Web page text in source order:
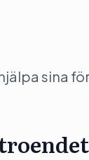
sina